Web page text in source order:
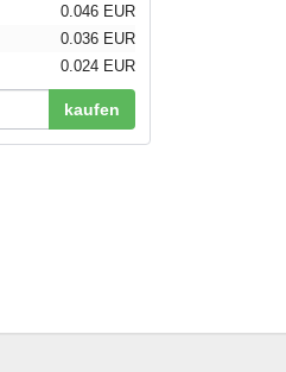
0.046 EUR
0.036 EUR
0.024 EUR
kaufen